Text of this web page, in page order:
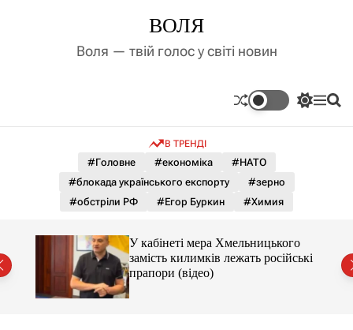
д
у
ВОЛЯ
Воля — твій голос у світі новин
П
к
а
о
л
ь
М П
В ТРЕНДІ
#Головне #економіка
#НАТО
#блокада українського експорту
#зерно
#обстріли РФ
#Егор Буркин #Химия
У кабінеті мера Хмельницького
замість килимків лежать російські
прапори (відео)